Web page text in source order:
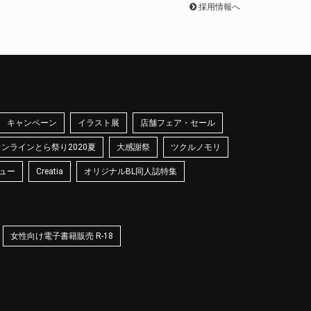
採用情報へ
キャンペーン イラスト展 店舗フェア・セール
ラインとら祭り2020夏 大感謝祭 ツクルノモリ
ー Creatia オリジナルBL同人誌特集
女性向け電子書籍販売 R-18